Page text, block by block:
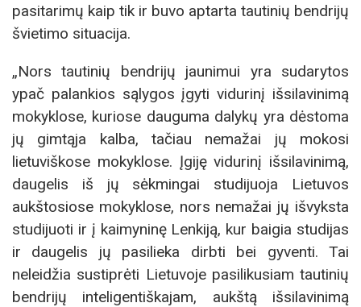
pasitarimų kaip tik ir buvo aptarta tautinių bendrijų
švietimo situacija.
„Nors tautinių bendrijų jaunimui yra sudarytos
ypač palankios sąlygos įgyti vidurinį išsilavinimą
mokyklose, kuriose dauguma dalykų yra dėstoma
jų gimtąja kalba, tačiau nemažai jų mokosi
lietuviškose mokyklose. Įgiję vidurinį išsilavinimą,
daugelis iš jų sėkmingai studijuoja Lietuvos
aukštosiose mokyklose, nors nemažai jų išvyksta
studijuoti ir į kaimyninę Lenkiją, kur baigia studijas
ir daugelis jų pasilieka dirbti bei gyventi. Tai
neleidžia sustiprėti Lietuvoje pasilikusiam tautinių
bendrijų inteligentiškajam, aukštą išsilavinimą